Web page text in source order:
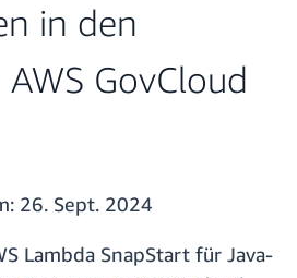
in den
GovCloud
26. Sept. 2024
Lambda SnapStart für Java-